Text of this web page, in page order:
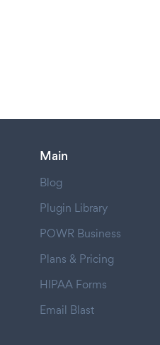
Main
Blog
Plugin Library
POWR Business
Plans & Pricing
HIPAA Forms
Email Blast